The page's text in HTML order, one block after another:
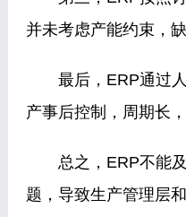
并未考虑产能约束，缺
最后，ERP通过人
产事后控制，周期长
总之，ERP不能及
题，导致生产管理层